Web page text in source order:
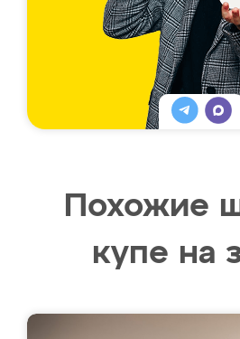
Похожие
купе на